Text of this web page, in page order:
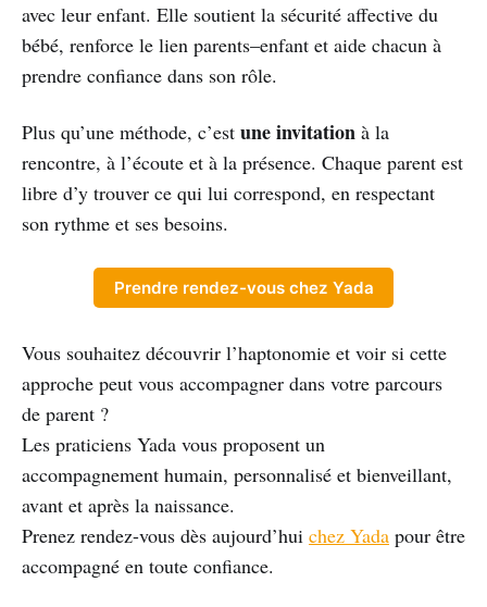
avec leur enfant. Elle soutient la sécurité affective du
bébé, renforce le lien parents–enfant et aide chacun à
prendre confiance dans son rôle.
Plus qu’une méthode, c’est une invitation à la
rencontre, à l’écoute et à la présence. Chaque parent est
libre d’y trouver ce qui lui correspond, en respectant
son rythme et ses besoins.
Prendre rendez-vous chez Yada
Vous souhaitez découvrir l’haptonomie et voir si cette
approche peut vous accompagner dans votre parcours
de parent ?
Les praticiens Yada vous proposent un
accompagnement humain, personnalisé et bienveillant,
avant et après la naissance.
Prenez rendez-vous dès aujourd’hui chez Yada pour être
accompagné en toute confiance.